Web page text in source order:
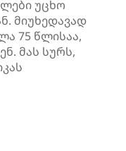
უცხო
მიუხედავად
75 წლისაა,
მას სურს,